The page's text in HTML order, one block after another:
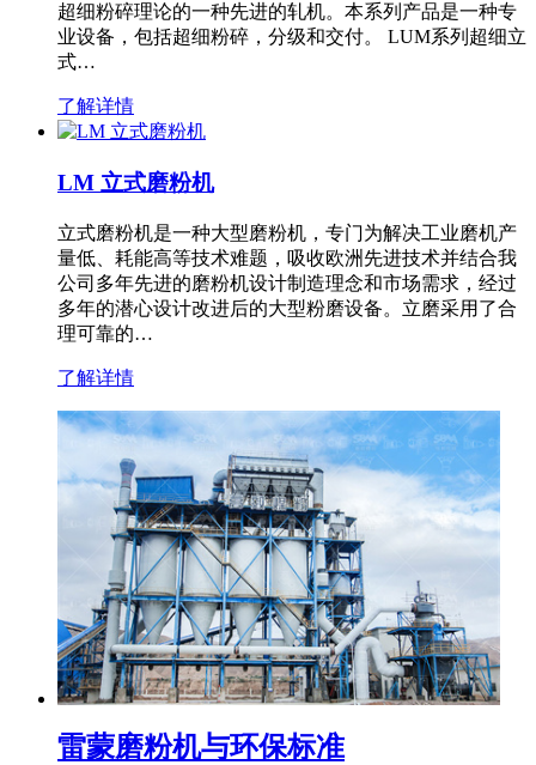
超细粉碎理论的一种先进的轧机。本系列产品是一种专
业设备，包括超细粉碎，分级和交付。 LUM系列超细立
式…
了解详情
LM 立式磨粉机
立式磨粉机是一种大型磨粉机，专门为解决工业磨机产
量低、耗能高等技术难题，吸收欧洲先进技术并结合我
公司多年先进的磨粉机设计制造理念和市场需求，经过
多年的潜心设计改进后的大型粉磨设备。立磨采用了合
理可靠的…
了解详情
雷蒙磨粉机与环保标准